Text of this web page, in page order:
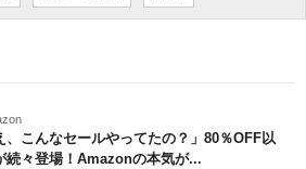
ィア
前線
の話題
、こんなセールやってたの？」80％OFF以
続々登場！Amazonの本気が...